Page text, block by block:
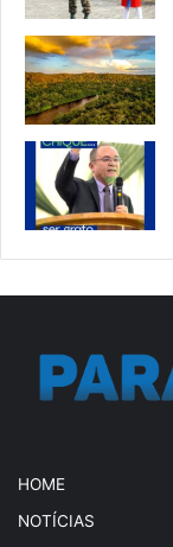
HOME
NOTÍCIAS